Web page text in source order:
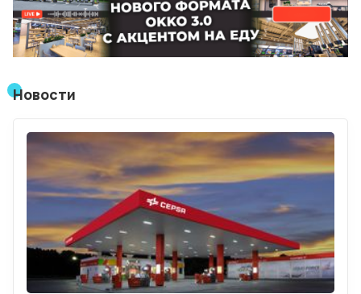
Лучшие АЗС мира
Мнения
Условия использования материалов
Политика конфиденциальности и cookie
Новости